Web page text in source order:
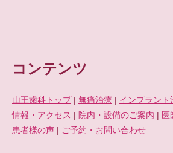
コンテンツ
山王歯科トップ| 無痛治療 | インプラント
情報・アクセス | 院内・設備のご案内 | 医
患者様の声 | ご予約・お問い合わせ